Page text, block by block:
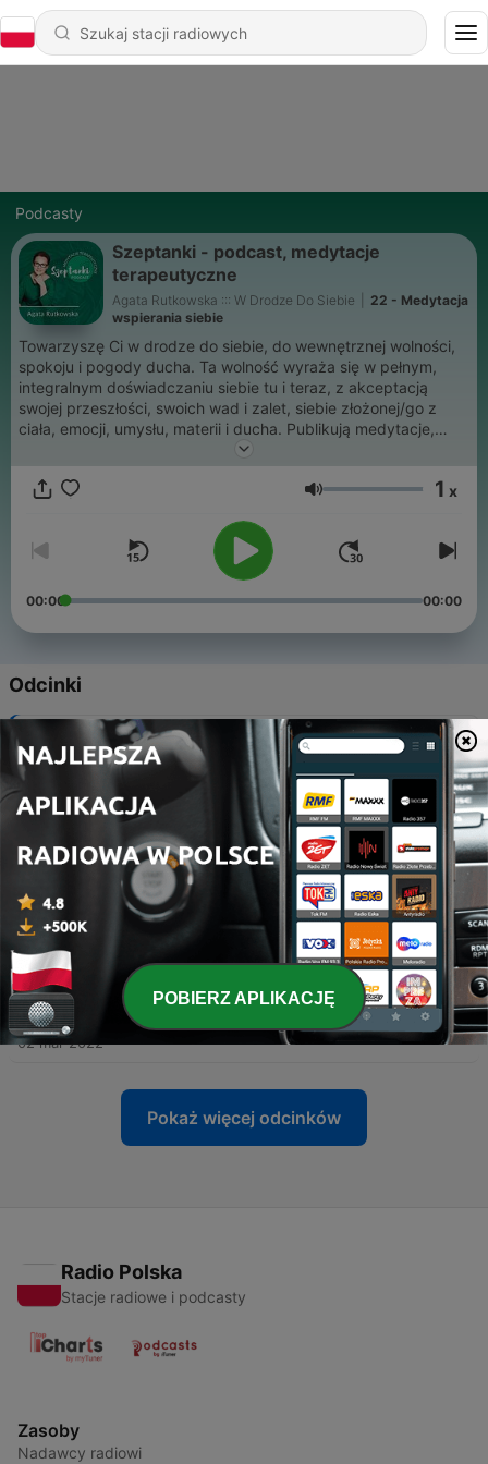
Podcasty
Szeptanki - podcast, medytacje
terapeutyczne
Agata Rutkowska ::: W Drodze Do Siebie
22 - Medytacja
wspierania siebie
Towarzyszę Ci w drodze do siebie, do wewnętrznej wolności,
spokoju i pogody ducha. Ta wolność wyraża się w pełnym,
integralnym doświadczaniu siebie tu i teraz, z akceptacją
swojej przeszłości, swoich wad i zalet, siebie złożonej/go z
ciała, emocji, umysłu, materii i ducha. Publikują medytacje,
relaksacje i podcasty, które szepczą Ci do ucha. Znajdziesz
@agata.rutkowska.w.drodze.do.siebie
Głośność 1 x
00:00 00:00
Odcinki
22 Medytacja wspierania siebie
25 sie 2022
21 - Kilka minut wytchnienia
Medytacja czułej akceptacji siebie
14 lut 2022
Uważność oddechu - ćwiczenie podstawowe
09 mar 2022
18 - Medytacja skanowania ciała - body scan
02 mar 2022
Pokaż więcej odcinków
Radio Polska
Stacje radiowe i podcasty
Zasoby
Nadawcy radiowi
POBIERZ APLIKACJĘ